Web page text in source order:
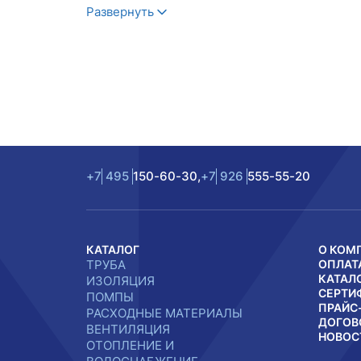
Развернуть
+7 495 150-60-30,+7 926 555-55-20
КАТАЛОГ
ТРУБА
ИЗОЛЯЦИЯ
ПОМПЫ
РАСХОДНЫЕ МАТЕРИАЛЫ
ВЕНТИЛЯЦИЯ
ОТОПЛЕНИЕ И
О